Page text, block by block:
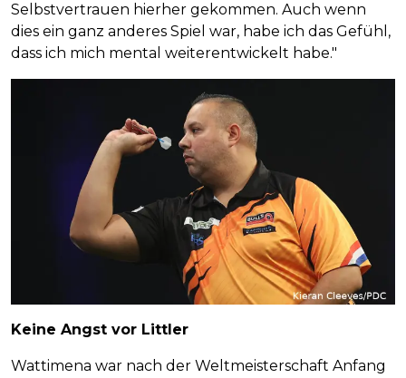
Selbstvertrauen hierher gekommen. Auch wenn
dies ein ganz anderes Spiel war, habe ich das Gefühl,
dass ich mich mental weiterentwickelt habe."
Keine Angst vor Littler
Wattimena war nach der Weltmeisterschaft Anfang